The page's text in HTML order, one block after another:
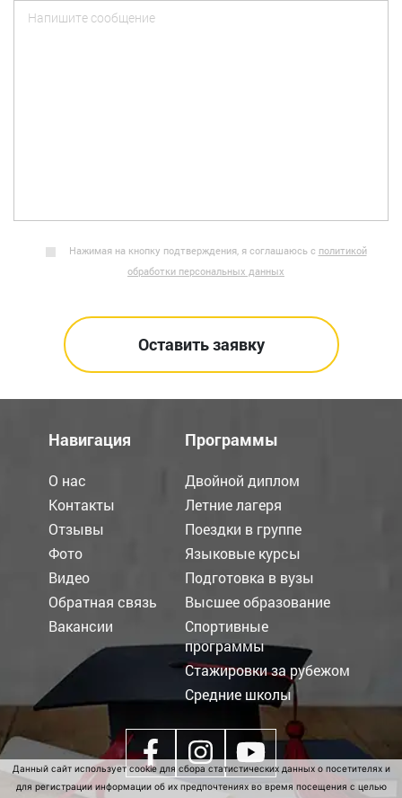
Нажимая на кнопку подтверждения, я соглашаюсь с политикой
обработки персональных данных
Навигация
О нас
Контакты
Отзывы
Фото
Видео
Обратная связь
Вакансии
Программы
Двойной диплом
Летние лагеря
Поездки в группе
Языковые курсы
Подготовка в вузы
Высшее образование
Спортивные
программы
Стажировки за рубежом
Средние школы
Данный сайт использует cookie для сбора статистических данных о посетителях и
для регистрации информации об их предпочтениях во время посещения с целью